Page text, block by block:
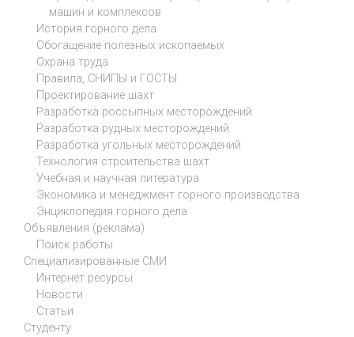
машин и комплексов
История горного дела
Обогащение полезных ископаемых
Охрана труда
Правила, СНИПЫ и ГОСТЫ
Проектирование шахт
Разработка россыпных месторождений
Разработка рудных месторождений
Разработка угольных месторождений
Технология строительства шахт
Учебная и научная литература
Экономика и менеджмент горного производства
Энциклопедия горного дела
Объявления (реклама)
Поиск работы
Специализированные СМИ
Интернет ресурсы
Новости
Статьи
Студенту